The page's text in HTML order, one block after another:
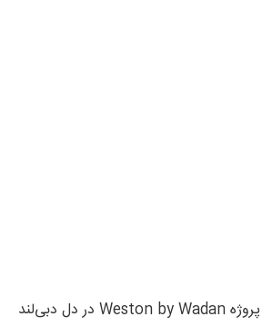
یکی از پرپتانسیل‌ترین مناطق در حال رشد دبی است.محله‌‌ای که پروژه Weston by Wadan در دل دبی‌لند